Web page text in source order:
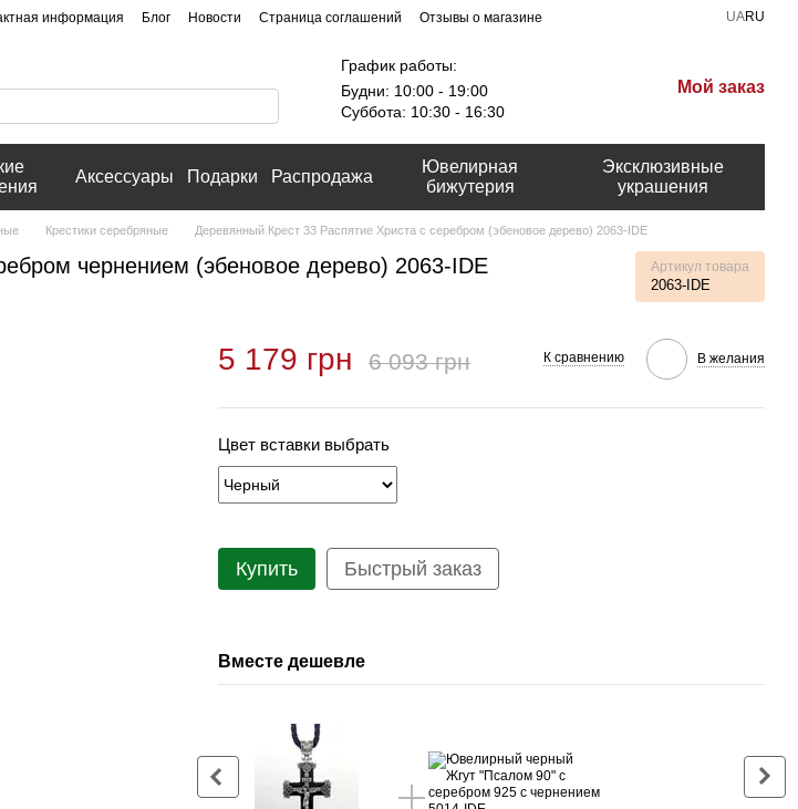
информация Блог Новости Страница соглашений Отзывы о магазине UARU
График работы:
Будни: 10:00 - 19:00
Суббота: 10:30 - 16:30
Мой заказ
Аксессуары Подарки Распродажа
Ювелирная
бижутерия
Эксклюзивные
украшения
Крестики серебряные Деревянный Крест 33 Распятие Христа с серебром (эбеновое дерево) 2063-IDE
чернением (эбеновое дерево) 2063-IDE Артикул товара
2063-IDE
5 179 грн 6 093 грн К сравнению В желания
Цвет вставки выбрать
Купить Быстрый заказ
Вместе дешевле